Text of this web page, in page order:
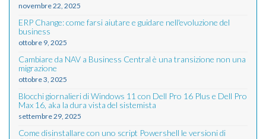
novembre 22, 2025
ERP Change: come farsi aiutare e guidare nell'evoluzione del
business
ottobre 9, 2025
Cambiare da NAV a Business Central è una transizione non una
migrazione
ottobre 3, 2025
Blocchi giornalieri di Windows 11 con Dell Pro 16 Plus e Dell Pro
Max 16, aka la dura vista del sistemista
settembre 29, 2025
Come disinstallare con uno script Powershell le versioni di